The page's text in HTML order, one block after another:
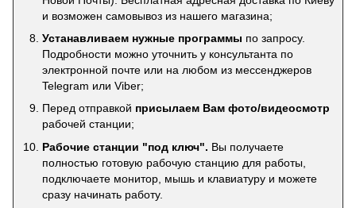
и возможен самовывоз из нашего магазина;
Устанавливаем нужные программы по запросу.
Подробности можно уточнить у консультанта по
электронной почте или на любом из мессенджеров
Telegram или Viber;
Перед отправкой присылаем Вам фото/видеосмотр
рабочей станции;
Рабочие станции "под ключ". Вы получаете
полностью готовую рабочую станцию для работы,
подключаете монитор, мышь и клавиатуру и можете
сразу начинать работу.